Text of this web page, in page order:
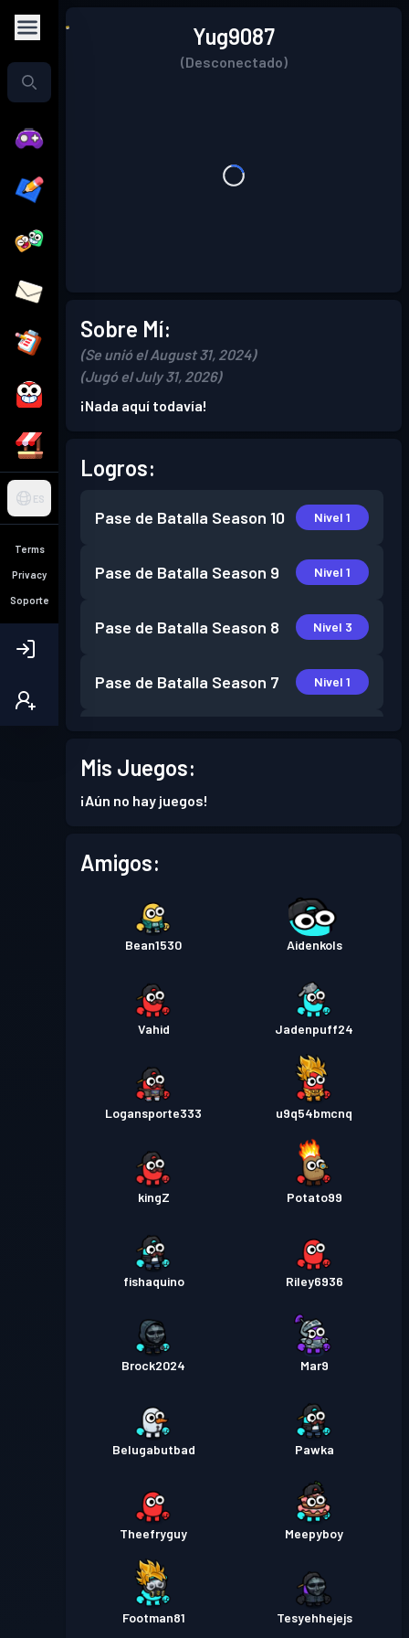
ES
Terms
Privacy
Soporte
Yug9087
(Desconectado)
Sobre Mí:
(Se unió el August 31, 2024)
(Jugó el July 31, 2026)
¡Nada aquí todavía!
Logros:
Pase de Batalla Season 10 Nivel 1
Pase de Batalla Season 9 Nivel 1
Pase de Batalla Season 8 Nivel 3
Pase de Batalla Season 7 Nivel 1
Pase de Batalla
Pase de Batalla Nivel 6
Pase de Batalla
Pase de Batalla Nivel 1
Mis Juegos:
¡Aún no hay juegos!
Amigos:
Bean1530 Aidenkols
Vahid Jadenpuff24
Logansporte333 u9q54bmcnq
kingZ Potato99
fishaquino Riley6936
Brock2024 Mar9
Belugabutbad Pawka
Theefryguy Meepyboy
Footman81 Tesyehhejejs